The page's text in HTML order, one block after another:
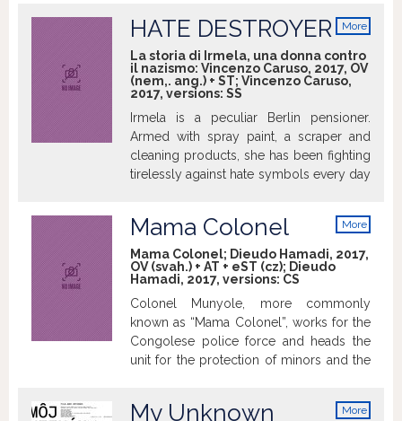
difficult than expected. Marijn tries to get
rid of her meat addiction and goes in
search of answers in her film. In this
personal and enlightening quest she
an internship at a cattle slaughterhouse,
visits a poultry farm, talks to a
psychologist and meets with a
handsome chef. Her research leads to
More
HATE DESTROYER
La storia di Irmela, una donna contro
il nazismo: Vincenzo Caruso, 2017, OV
(nem,. ang.) + ST; Vincenzo Caruso,
2017, versions: SS
Irmela is a peculiar Berlin pensioner.
Armed with spray paint, a scraper and
cleaning products, she has been fighting
tirelessly against hate symbols every day
safe from her. The 70-year-old Berliner
paints over, scrapes off and erases
everything related to discrimination of
any kind. Not even neo-Nazi threats or
conflicts with law enforcement deter her.
The film on the one hand examines the
German ultra-right, while on the other
presents a psychological portrait of its
More
Mama Colonel
Mama Colonel; Dieudo Hamadi, 2017,
OV (svah.) + AT + eST (cz); Dieudo
Hamadi, 2017, versions: CS
Colonel Munyole, more commonly
known as “Mama Colonel”, works for the
Congolese police force and heads the
unit for the protection of minors and the
of the Democratic Republic of the
More
My Unknown